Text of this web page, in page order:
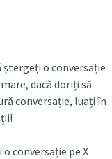
o conversație
dacă doriți să
conversație, luați în
conversație pe X